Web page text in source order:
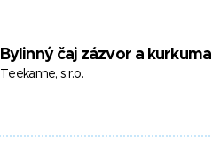
Bylinný čaj zázvor a kurkuma
Teekanne, s.r.o.